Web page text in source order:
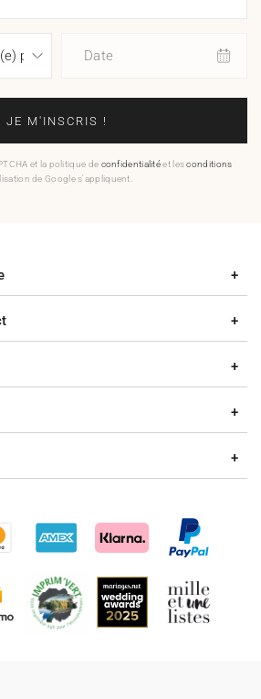
Date
JE M'INSCRIS !
et la politique de confidentialitéet lesconditions
de Google s'appliquent.